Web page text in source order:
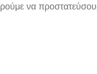
να